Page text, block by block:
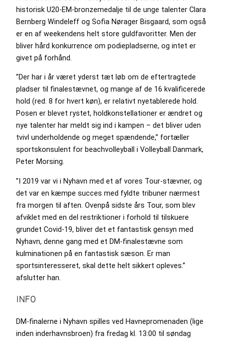
historisk U20-EM-bronzemedalje til de unge talenter Clara
Bernberg Windeleff og Sofia Nørager Bisgaard, som også
er en af weekendens helt store guldfavoritter. Men der
bliver hård konkurrence om podiepladserne, og intet er
givet på forhånd.
”Der har i år været yderst tæt løb om de eftertragtede
pladser til finalestævnet, og mange af de 16 kvalificerede
hold (red. 8 for hvert køn), er relativt nyetablerede hold.
Posen er blevet rystet, holdkonstellationer er ændret og
nye talenter har meldt sig ind i kampen – det bliver uden
tvivl underholdende og meget spændende,” fortæller
sportskonsulent for beachvolleyball i Volleyball Danmark,
Peter Morsing.
”I 2019 var vi i Nyhavn med et af vores Tour-stævner, og
det var en kæmpe succes med fyldte tribuner nærmest
fra morgen til aften. Ovenpå sidste års Tour, som blev
afviklet med en del restriktioner i forhold til tilskuere
grundet Covid-19, bliver det et fantastisk gensyn med
Nyhavn, denne gang med et DM-finalestævne som
kulminationen på en fantastisk sæson. Er man
sportsinteresseret, skal dette helt sikkert opleves.”
afslutter han.
INFO
DM-finalerne i Nyhavn spilles ved Havnepromenaden (lige
inden inderhavnsbroen) fra fredag kl. 13:00 til søndag